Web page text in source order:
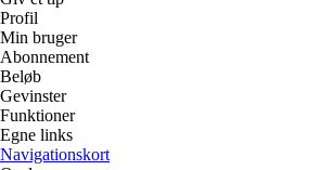
Profil
Min bruger
Abonnement
Beløb
Gevinster
Funktioner
Egne links
Navigationskort